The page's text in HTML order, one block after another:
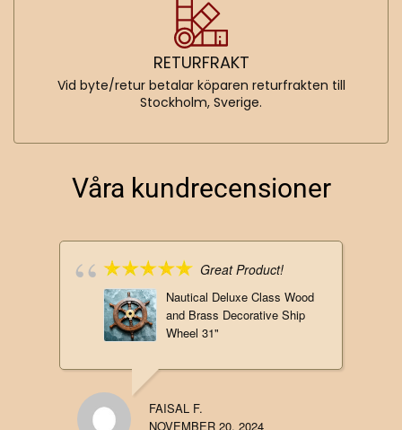
RETURFRAKT
Vid byte/retur betalar köparen returfrakten till
Stockholm, Sverige.
Våra kundrecensioner
Great Product!
Nautical Deluxe Class Wood
and Brass Decorative Ship
Wheel 31"
FAISAL F.
NOVEMBER 20, 2024